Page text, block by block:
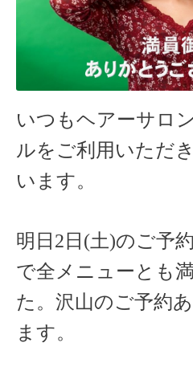
いつもヘアーサロン
ルをご利用いただ
います。
明日2 日(土)のご予
で全メニューとも
た。沢山のご予約
ます。